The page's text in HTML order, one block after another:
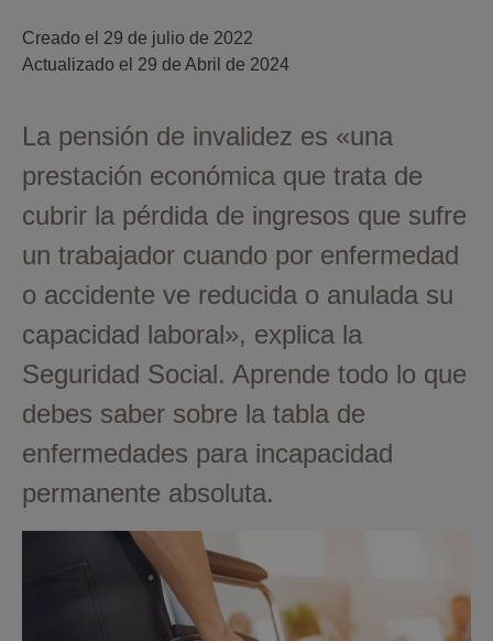
Creado el 29 de julio de 2022
Actualizado el 29 de Abril de 2024
La pensión de invalidez es «una
prestación económica que trata de
cubrir la pérdida de ingresos que sufre
un trabajador cuando por enfermedad
o accidente ve reducida o anulada su
capacidad laboral», explica la
Seguridad Social. Aprende todo lo que
debes saber sobre la tabla de
enfermedades para incapacidad
permanente absoluta.